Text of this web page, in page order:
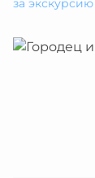
за экскурсию